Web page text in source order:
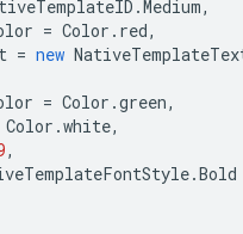
.Medium,
= Color . red,
= new
= Color .green,
Color .white,
,
.Bold